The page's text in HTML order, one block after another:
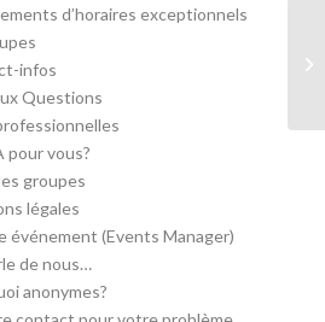
d’horaires exceptionnels
infos
Questions
pour vous?
groupes
légales
événement (Events Manager)
de nous…
anonymes?